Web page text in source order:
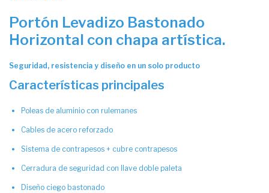
Portón Levadizo Bastonado
Horizontal con chapa artística.
Seguridad, resistencia y diseño en un solo producto
Características principales
Poleas de aluminio con rulemanes
Cables de acero reforzado
Sistema de contrapesos + cubre contrapesos
Cerradura de seguridad con llave doble paleta
Diseño ciego bastonado